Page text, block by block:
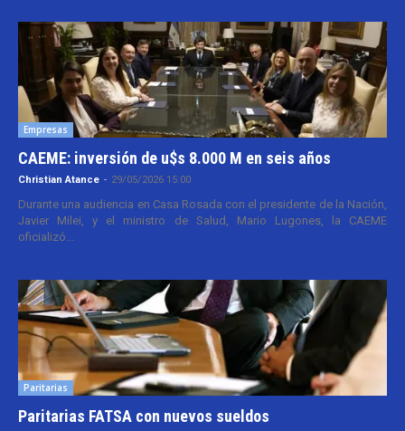
Empresas
CAEME: inversión de u$s 8.000 M en seis años
Christian Atance - 29/05/2026 15:00
Durante una audiencia en Casa Rosada con el presidente de la Nación,
Javier Milei, y el ministro de Salud, Mario Lugones, la CAEME
oficializó...
Paritarias
Paritarias FATSA con nuevos sueldos